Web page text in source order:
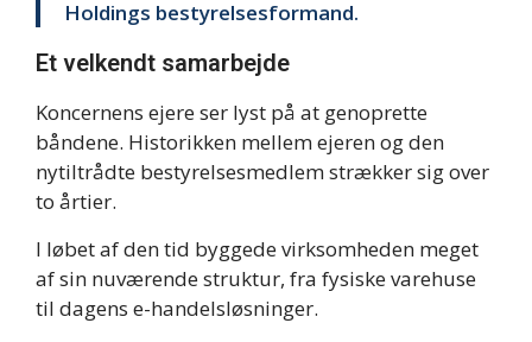
Holdings bestyrelsesformand.
Et velkendt samarbejde
Koncernens ejere ser lyst på at genoprette
båndene. Historikken mellem ejeren og den
nytiltrådte bestyrelsesmedlem strækker sig over
to årtier.
I løbet af den tid byggede virksomheden meget
af sin nuværende struktur, fra fysiske varehuse
til dagens e-handelsløsninger.